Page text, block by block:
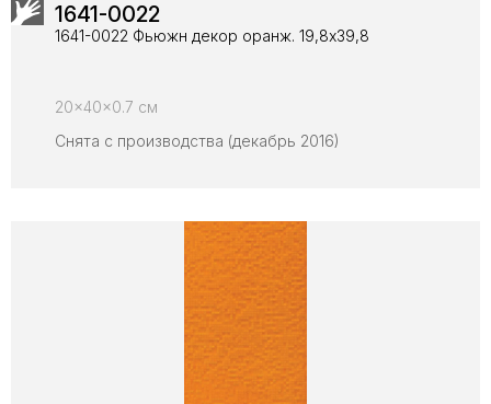
1641-0022
1641-0022 Фьюжн декор оранж. 19,8х39,8
20x40x0.7 см
Снята с производства (декабрь 2016)